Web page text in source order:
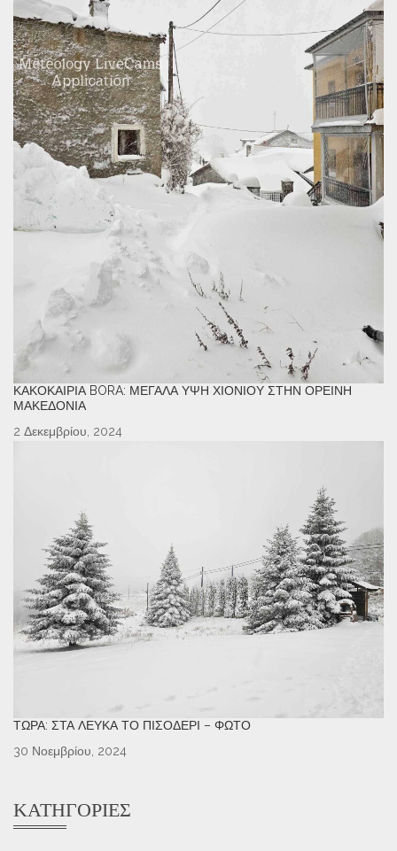
ΚΑΚΟΚΑΙΡΊΑ BORA: ΜΕΓΆΛΑ ΎΨΗ ΧΙΟΝΙΟΎ ΣΤΗΝ ΟΡΕΙΝΉ
ΜΑΚΕΔΟΝΊΑ
2 Δεκεμβρίου, 2024
ΤΏΡΑ: ΣΤΑ ΛΕΥΚΆ ΤΟ ΠΙΣΟΔΈΡΙ – ΦΩΤΌ
30 Νοεμβρίου, 2024
ΚΑΤΗΓΟΡΊΕΣ